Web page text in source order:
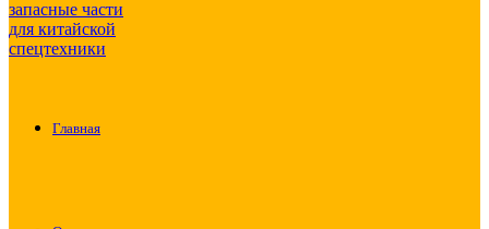
Главная